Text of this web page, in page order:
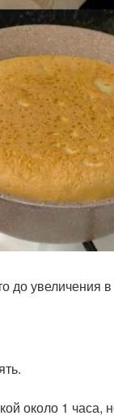
до увеличения
около 1 часа,